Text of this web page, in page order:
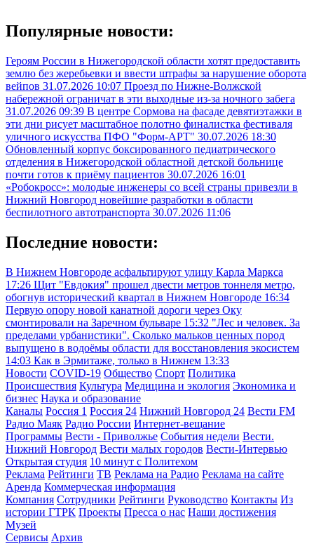
Популярные новости:
Героям России в Нижегородской области хотят предоставить
землю без жеребьевки и ввести штрафы за нарушение оборота
вейпов 31.07.2026 10:07 Проезд по Нижне-Волжской
набережной ограничат в эти выходные из-за ночного забега
31.07.2026 09:39 В центре Сормова на фасаде девятиэтажки в
эти дни рисует масштабное полотно финалистка фестиваля
уличного искусства ПФО "Форм-АРТ" 30.07.2026 18:30
Обновленный корпус боксированного педиатрического
отделения в Нижегородской областной детской больнице
почти готов к приёму пациентов 30.07.2026 16:01
«Робокросс»: молодые инженеры со всей страны привезли в
Нижний Новгород новейшие разработки в области
беспилотного автотранспорта 30.07.2026 11:06
Последние новости:
В Нижнем Новгороде асфальтируют улицу Карла Маркса
17:26 Щит "Евдокия" прошел двести метров тоннеля метро,
обогнув исторический квартал в Нижнем Новгороде 16:34
Первую опору новой канатной дороги через Оку
смонтировали на Заречном бульваре 15:32 "Лес и человек. За
пределами урбанистики". Сколько мальков ценных пород
выпущено в водоёмы области для восстановления экосистем
14:03 Как в Эрмитаже, только в Нижнем 13:33
Новости COVID-19 Общество Спорт Политика
Происшествия Культура Медицина и экология Экономика и
бизнес Наука и образование
Каналы Россия 1 Россия 24 Нижний Новгород 24 Вести FM
Радио Маяк Радио России Интернет-вещание
Программы Вести - Приволжье События недели Вести.
Нижний Новгород Вести малых городов Вести-Интервью
Открытая студия 10 минут с Политехом
Реклама Рейтинги ТВ Реклама на Радио Реклама на сайте
Аренда Коммерческая информация
Компания Сотрудники Рейтинги Руководство Контакты Из
истории ГТРК Проекты Пресса о нас Наши достижения
Музей
Сервисы Архив